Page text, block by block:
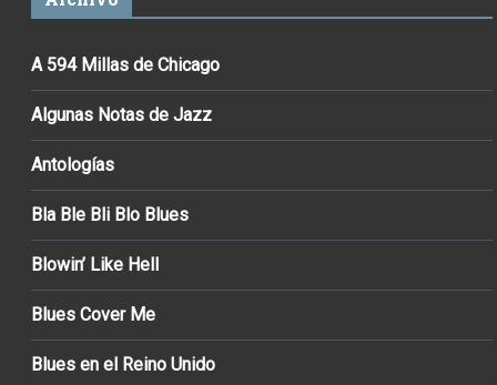
A 594 Millas de Chicago
Algunas Notas de Jazz
Antologías
Bla Ble Bli Blo Blues
Blowin’ Like Hell
Blues Cover Me
Blues en el Reino Unido